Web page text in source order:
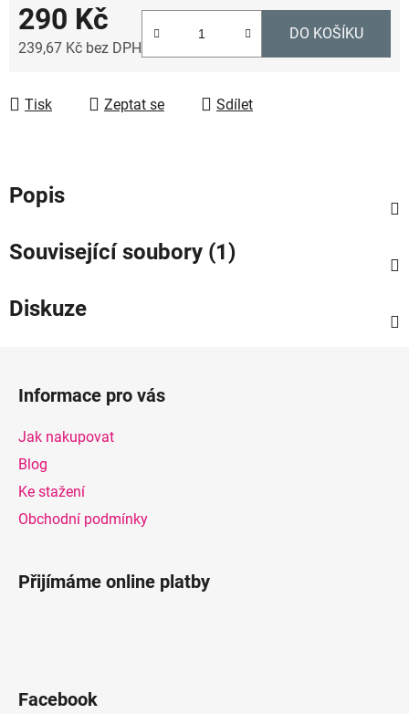
290 Kč
239,67 Kč bez DPH
DO KOŠÍKU
Tisk Zeptat se Sdílet
Popis
Související soubory (1)
Diskuze
Informace pro vás
Jak nakupovat
Blog
Ke stažení
Obchodní podmínky
Přijímáme online platby
Facebook